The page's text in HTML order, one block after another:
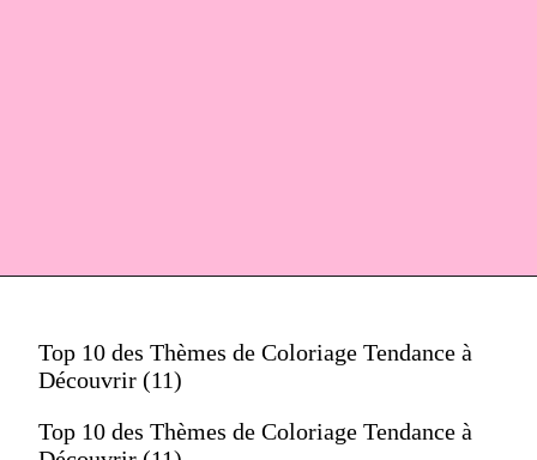
Top 10 des Thèmes de Coloriage Tendance à
Découvrir (11)
Top 10 des Thèmes de Coloriage Tendance à